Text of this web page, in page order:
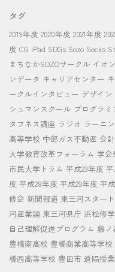
タグ
2019年度 2020年度 2021年度
度 CG iPad SDGs Sozo Socks
まちなかSOZOサークル イオ
ンデータ キャリアセンター
ークルインタビュー デザイン
シュマンスクール プログラ
タフネス講座 ラジオ ラーニ
高等学校 中部ガス不動産 会計
大学教育改革フォーラム 学会
市民大学トラム 平成23年度
度 平成28年度 平成29年度 平
修会 新聞報道 東三河スター
河産業論 東三河県庁 浜松修
自己理解促進プログラム 藤ノ
豊橋南高校 豊橋商業高等学校
橋西高等学校 豊田市 遠隔授業